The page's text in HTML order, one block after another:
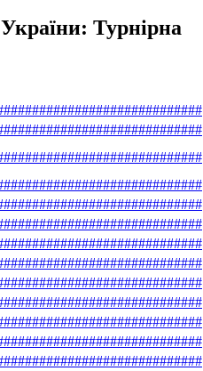
Турнірна
############################
############################
############################
############################
############################
############################
############################
############################
############################
############################
############################
############################
############################